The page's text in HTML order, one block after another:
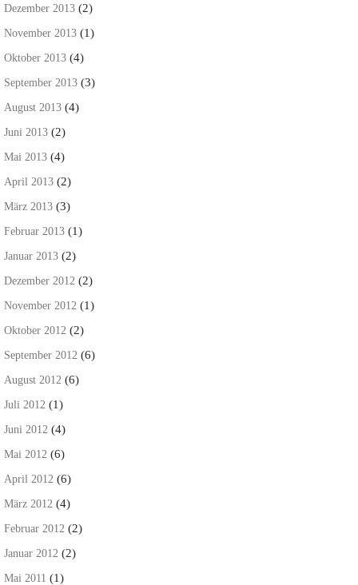
Dezember 2013 (2)
November 2013 (1)
Oktober 2013 (4)
September 2013 (3)
August 2013 (4)
Juni 2013 (2)
Mai 2013 (4)
April 2013 (2)
März 2013 (3)
Februar 2013 (1)
Januar 2013 (2)
Dezember 2012 (2)
November 2012 (1)
Oktober 2012 (2)
September 2012 (6)
August 2012 (6)
Juli 2012 (1)
Juni 2012 (4)
Mai 2012 (6)
April 2012 (6)
März 2012 (4)
Februar 2012 (2)
Januar 2012 (2)
Mai 2011 (1)